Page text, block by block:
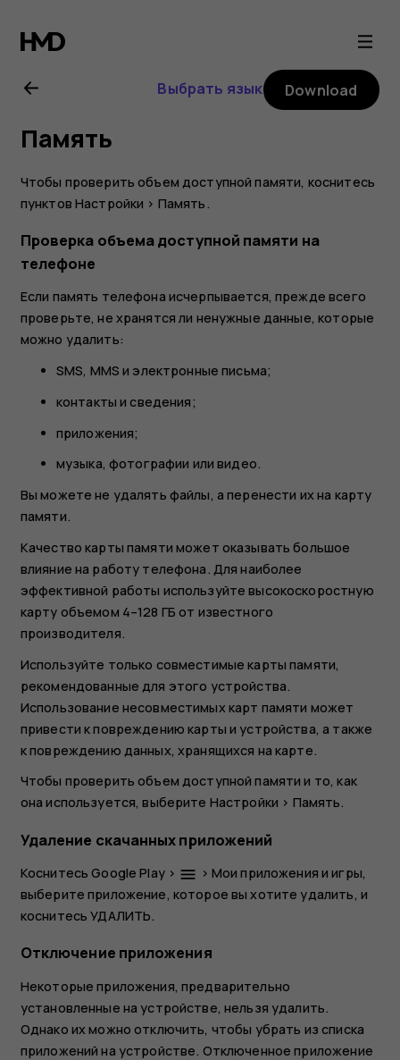
Nokia
2.1
user
guide
Выбрать язык Download
Память
Чтобы проверить объем доступной памяти, коснитесь
пунктовНастройки > Память .
Проверка объема доступной памяти на
телефоне
Если память телефона исчерпывается, прежде всего
проверьте, не хранятся ли ненужные данные, которые
можно удалить:
SMS, MMS и электронные письма;
контакты и сведения;
приложения;
музыка, фотографии или видео.
Вы можете не удалять файлы, а перенести их на карту
памяти.
Качество карты памяти может оказывать большое
влияние на работу телефона. Для наиболее
эффективной работы используйте высокоскоростную
карту объемом 4–128 ГБ от известного
производителя.
Используйте только совместимые карты памяти,
рекомендованные для этого устройства.
Использование несовместимых карт памяти может
привести к повреждению карты и устройства, а также
к повреждению данных, хранящихся на карте.
Чтобы проверить объем доступной памяти и то, как
она используется, выберите Настройки > Память.
Удаление скачанных приложений
КоснитесьGoogle Play> menu > Мои приложения и игры,
выберите приложение, которое вы хотите удалить, и
коснитесьУДАЛИТЬ.
Отключение приложения
Некоторые приложения, предварительно
установленные на устройстве, нельзя удалить.
Однако их можно отключить, чтобы убрать из списка
приложений на устройстве. Отключенное приложение